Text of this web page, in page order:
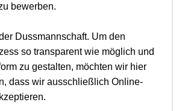
bewerben.
Dussmannschaft. Um den
so transparent wie möglich und
zu gestalten, möchten wir hier
dass wir ausschließlich Online-